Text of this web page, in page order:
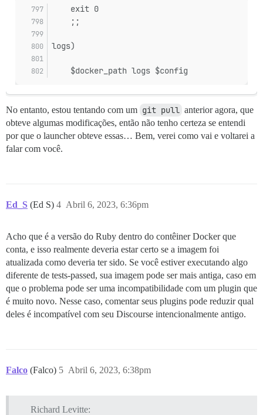
Pups::ExecError: cd /var/www/discourse & su
Local da falha: /usr/local/lib/ruby/gems/2.7.0/gems/
exec falhou com os parâmetros {"cd"=>"$home",
bootstrap falhou com código de saída 5
** FALHA AO INICIALIZAR ** por favor, role para
./discourse-doctor pode ajudar a diagnosticar o
    exit 0
    ;;
logs)
    $docker_path logs $config
No entanto, estou tentando com um git pull anterior agora, que
obteve algumas modificações, então não tenho certeza se entendi
por que o launcher obteve essas… Bem, verei como vai e voltarei a
falar com você.
Ed_S (Ed S) Abril 6, 2023, 6:36pm
4
Acho que é a versão do Ruby dentro do contêiner Docker que
conta, e isso realmente deveria estar certo se a imagem foi
atualizada como deveria ter sido. Se você estiver executando algo
diferente de tests-passed, sua imagem pode ser mais antiga, caso em
que o problema pode ser uma incompatibilidade com um plugin que
é muito novo. Nesse caso, comentar seus plugins pode reduzir qual
deles é incompatível com seu Discourse intencionalmente antigo.
Falco (Falco) Abril 6, 2023, 6:38pm
5
Richard Levitte: